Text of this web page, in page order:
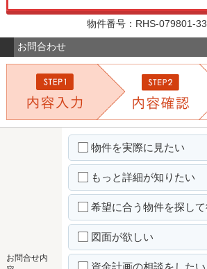
物件番号：RHS-079801-
お問合わせ
お問合せ内
物件を実際に見たい
もっと詳細が知りたい
希望に合う物件を探し
図面が欲しい
資金計画の相談をしたい